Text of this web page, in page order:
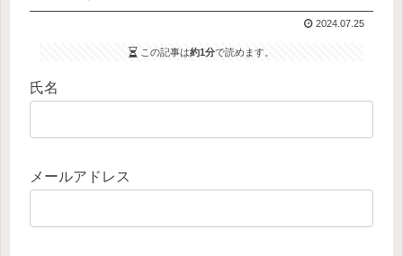
2024.07.25
この記事は約1分で読めます。
氏名
メールアドレス